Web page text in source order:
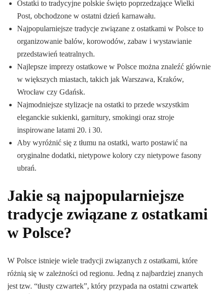
Ostatki to tradycyjne polskie święto poprzedzające Wielki
Post, obchodzone w ostatni dzień karnawału.
Najpopularniejsze tradycje związane z ostatkami w Polsce to
organizowanie balów, korowodów, zabaw i wystawianie
przedstawień teatralnych.
Najlepsze imprezy ostatkowe w Polsce można znaleźć głównie
w większych miastach, takich jak Warszawa, Kraków,
Wrocław czy Gdańsk.
Najmodniejsze stylizacje na ostatki to przede wszystkim
eleganckie sukienki, garnitury, smokingi oraz stroje
inspirowane latami 20. i 30.
Aby wyróżnić się z tłumu na ostatki, warto postawić na
oryginalne dodatki, nietypowe kolory czy nietypowe fasony
ubrań.
Jakie są najpopularniejsze
tradycje związane z ostatkami
w Polsce?
W Polsce istnieje wiele tradycji związanych z ostatkami, które
różnią się w zależności od regionu. Jedną z najbardziej znanych
jest tzw. “tłusty czwartek”, który przypada na ostatni czwartek